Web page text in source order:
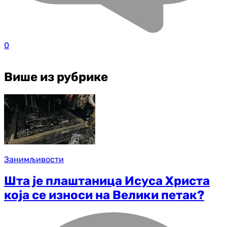
0
Више из рубрике
Занимљивости
Шта је плаштаница Исуса Христа
која се износи на Велики петак?